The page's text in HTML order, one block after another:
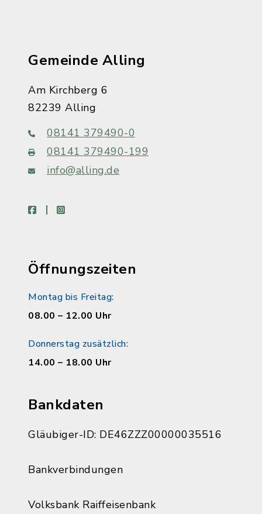
Gemeinde Alling
Am Kirchberg 6
82239 Alling
08141 379490-0
08141 379490-199
info@alling.de
facebookinstagram
Öffnungszeiten
Montag bis Freitag:
08.00 – 12.00 Uhr
Donnerstag zusätzlich:
14.00 – 18.00 Uhr
Bankdaten
Gläubiger-ID: DE46ZZZ00000035516
Bankverbindungen
Volksbank Raiffeisenbank